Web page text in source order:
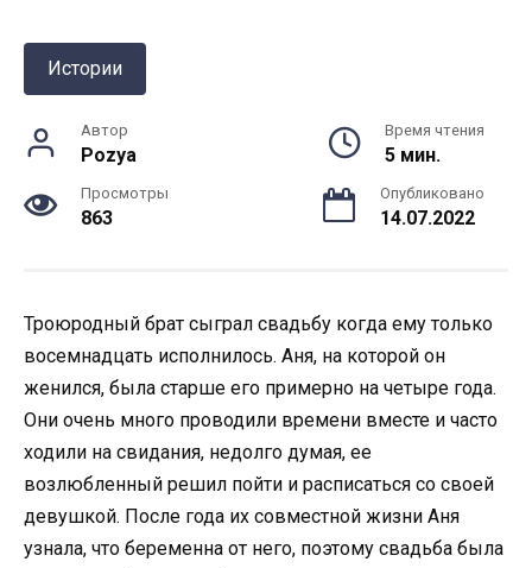
Истории
Автор
Pozya
Время чтения
5 мин.
Просмотры
863
Опубликовано
14.07.2022
Троюродный брат сыграл свадьбу когда ему только
восемнадцать исполнилось. Аня, на которой он
женился, была старше его примерно на четыре года.
Они очень много проводили времени вместе и часто
ходили на свидания, недолго думая, ее
возлюбленный решил пойти и расписаться со своей
девушкой. После года их совместной жизни Аня
узнала, что беременна от него, поэтому свадьба была